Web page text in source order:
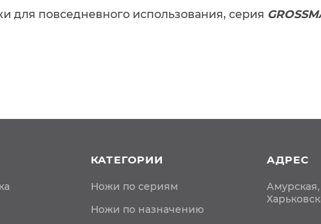
повседневного использования, серия
КАТЕГОРИИ
Ножи по сериям
Ножи по назначению
АДРЕС
Амурская,